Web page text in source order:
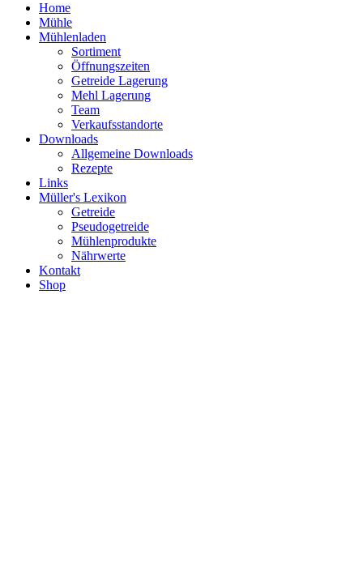
Home
Mühle
Mühlenladen
Sortiment
Öffnungszeiten
Getreide Lagerung
Mehl Lagerung
Team
Verkaufsstandorte
Downloads
Allgemeine Downloads
Rezepte
Links
Müller's Lexikon
Getreide
Pseudogetreide
Mühlenprodukte
Nährwerte
Kontakt
Shop